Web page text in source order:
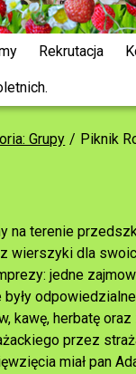
Rekrutacja
Grupy Piknik
na terenie
wierszyki dla
jedne
herbatę oraz
przez
miał pan